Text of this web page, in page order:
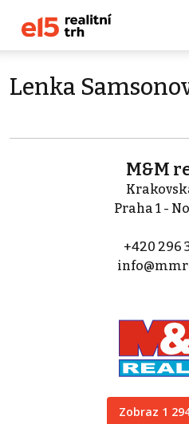
Lenka
M&M
Praha 1 -
+420 296
Zobraz 1